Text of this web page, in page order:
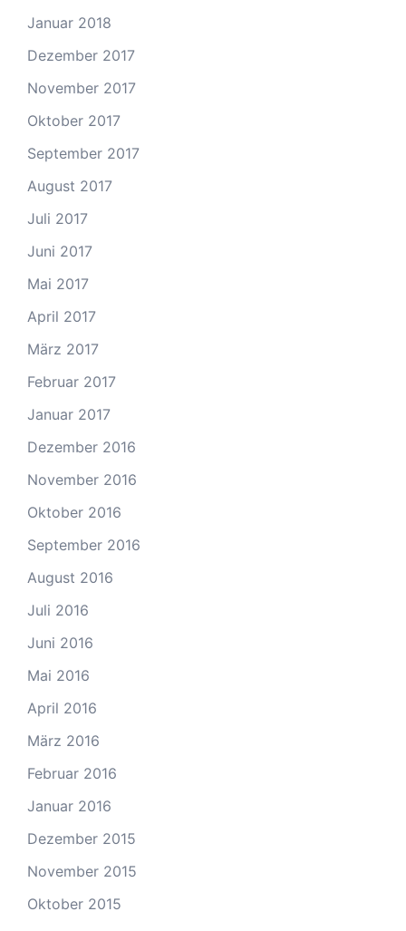
Januar 2018
Dezember 2017
November 2017
Oktober 2017
September 2017
August 2017
Juli 2017
Juni 2017
Mai 2017
April 2017
März 2017
Februar 2017
Januar 2017
Dezember 2016
November 2016
Oktober 2016
September 2016
August 2016
Juli 2016
Juni 2016
Mai 2016
April 2016
März 2016
Februar 2016
Januar 2016
Dezember 2015
November 2015
Oktober 2015